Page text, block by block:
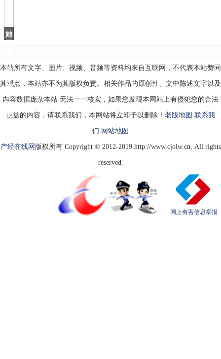
当
她
因
酒
被
雍
正
爱
本站所有文字、图片、视频、音频等资料均来自互联网，不代表本站赞同
其观点，本站亦不为其版权负责。相关作品的原创性、文中陈述文字以及
内容数据庞杂本站 无法一一核实，如果您发现本网站上有侵犯您的合法
权益的内容，请联系我们，本网站将立即予以删除！ 老版地图 联系我
们 网站地图
产经在线网 版权所有 Copyright © 2012-2019 http://www.cjolw.cn, All rights
reserved.
网上有害信息举报